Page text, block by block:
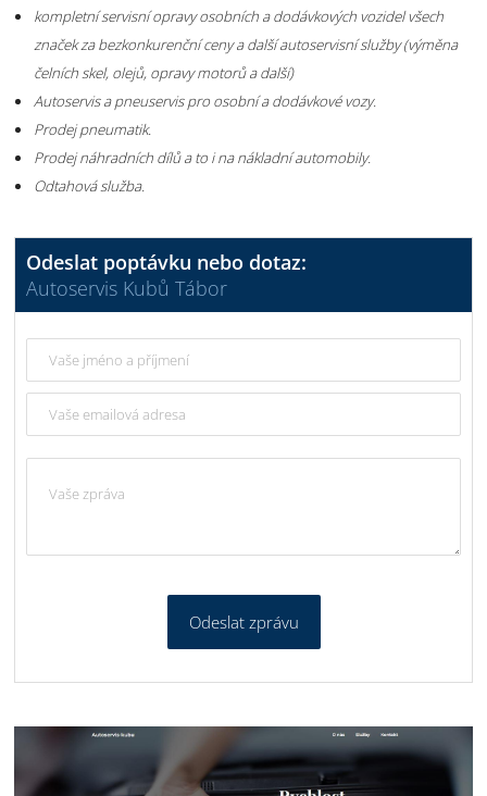
kompletní servisní opravy osobních a dodávkových vozidel všech
značek za bezkonkurenční ceny a další autoservisní služby (výměna
čelních skel, olejů, opravy motorů a další)
Autoservis a pneuservis pro osobní a dodávkové vozy.
Prodej pneumatik.
Prodej náhradních dílů a to i na nákladní automobily.
Odtahová služba.
Odeslat poptávku nebo dotaz:
Autoservis Kubů Tábor
Odeslat zprávu